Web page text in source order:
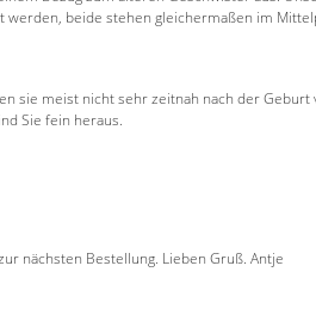
beide stehen gleichermaßen im
sie meist nicht sehr zeitnah nach der
Sie fein heraus.
nächsten Bestellung. Lieben Gruß. Antje